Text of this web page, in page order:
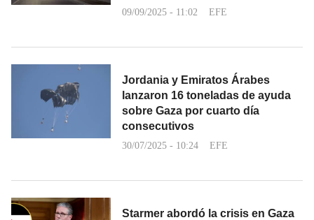
09/09/2025 - 11:02 EFE
Jordania y Emiratos Árabes
lanzaron 16 toneladas de ayuda
sobre Gaza por cuarto día
consecutivos
30/07/2025 - 10:24 EFE
Starmer abordó la crisis en Gaza